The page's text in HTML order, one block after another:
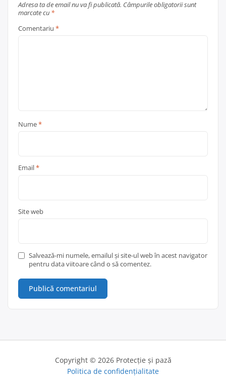
Adresa ta de email nu va fi publicată. Câmpurile obligatorii sunt
marcate cu *
Comentariu *
Nume*
Email*
Site web
Salvează-mi numele, emailul și site-ul web în acest navigator
pentru data viitoare când o să comentez.
Copyright © 2026 Protecție și pază
Politica de confidențialitate